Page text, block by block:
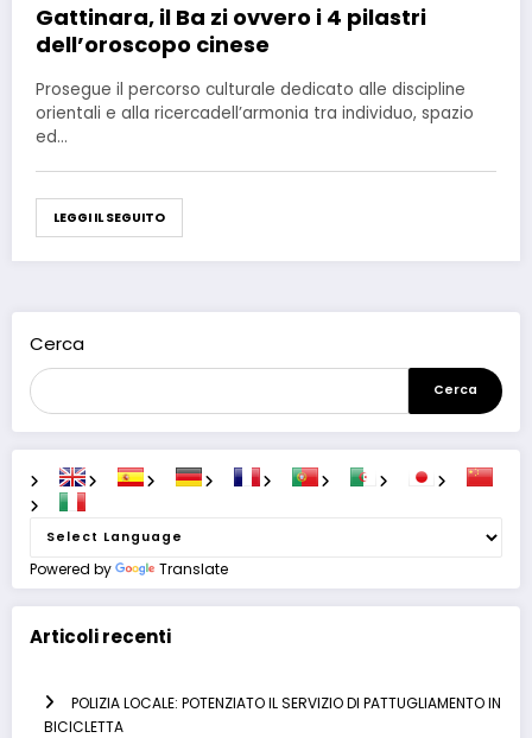
Gattinara, il Ba zi ovvero i 4 pilastri
dell’oroscopo cinese
Prosegue il percorso culturale dedicato alle discipline
orientali e alla ricercadell’armonia tra individuo, spazio
ed…
LEGGI IL SEGUITO
Cerca
Cerca
Powered by Translate
Articoli recenti
POLIZIA LOCALE: POTENZIATO IL SERVIZIO DI PATTUGLIAMENTO IN
BICICLETTA